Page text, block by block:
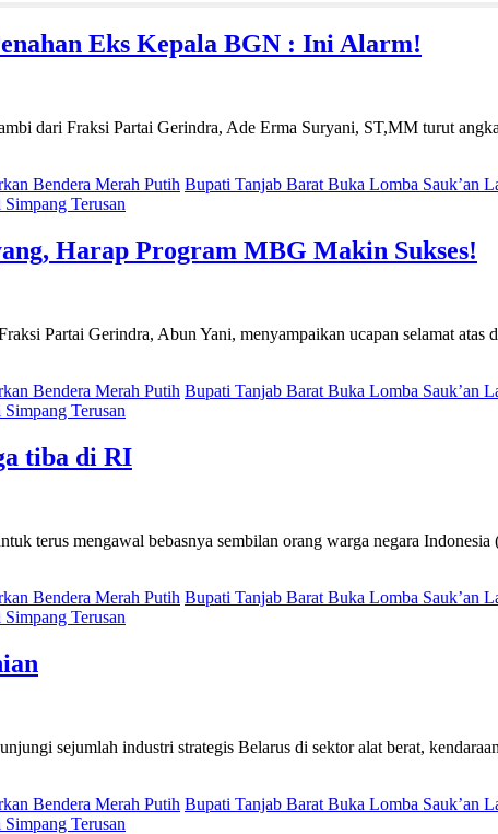
Eks Kepala BGN : Ini Alarm!
dari Fraksi Partai Gerindra, Ade Erma Suryani, ST,MM turut
Bendera Merah Putih Bupati Tanjab Barat Buka Lomba Sauk’an
Terusan
Harap Program MBG Makin Sukses!
Partai Gerindra, Abun Yani, menyampaikan ucapan selamat atas
Bendera Merah Putih Bupati Tanjab Barat Buka Lomba Sauk’an
Terusan
tiba di RI
terus mengawal bebasnya sembilan orang warga negara
Bendera Merah Putih Bupati Tanjab Barat Buka Lomba Sauk’an
Terusan
sejumlah industri strategis Belarus di sektor alat berat,
Bendera Merah Putih Bupati Tanjab Barat Buka Lomba Sauk’an
Terusan